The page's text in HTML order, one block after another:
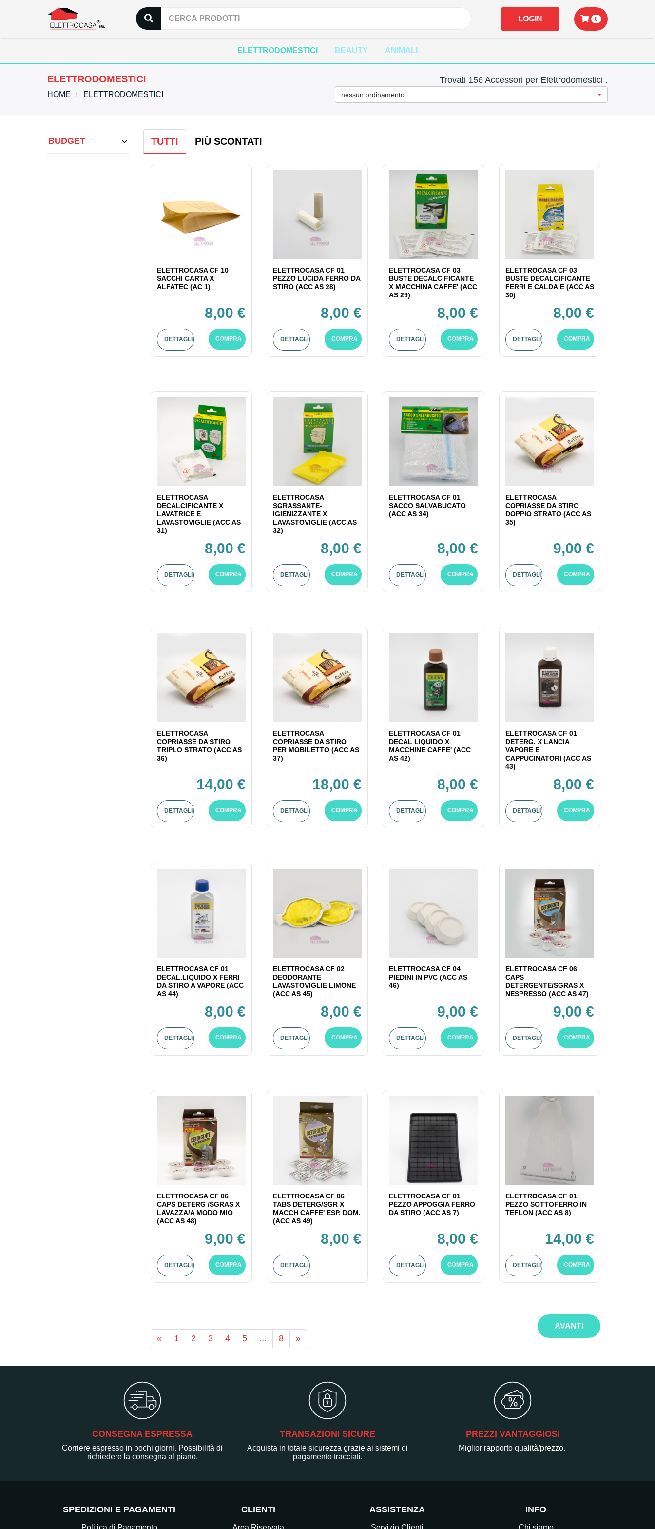
LOGIN 0
ELETTRODOMESTICI BEAUTY ANIMALI
ELETTRODOMESTICI
HOME ELETTRODOMESTICI
Trovati 156 Accessori per Elettrodomestici .
nessun ordinamento
BUDGET TUTTI PIÙ SCONTATI
ELETTROCASA CF 10
SACCHI CARTA X
ALFATEC (AC 1)
8,00 €
DETTAGLI COMPRA
ELETTROCASA CF 01
PEZZO LUCIDA FERRO DA
STIRO (ACC AS 28)
8,00 €
DETTAGLI COMPRA
ELETTROCASA CF 03
BUSTE DECALCIFICANTE
X MACCHINA CAFFE' (ACC
AS 29)
8,00 €
DETTAGLI COMPRA
ELETTROCASA CF 03
BUSTE DECALCIFICANTE
FERRI E CALDAIE (ACC AS
30)
8,00 €
DETTAGLI COMPRA
ELETTROCASA
DECALCIFICANTE X
LAVATRICE E
LAVASTOVIGLIE (ACC AS
31)
8,00 €
DETTAGLI COMPRA
ELETTROCASA
SGRASSANTE-
IGIENIZZANTE X
LAVASTOVIGLIE (ACC AS
32)
8,00 €
DETTAGLI COMPRA
ELETTROCASA CF 01
SACCO SALVABUCATO
(ACC AS 34)
8,00 €
DETTAGLI COMPRA
ELETTROCASA
COPRIASSE DA STIRO
DOPPIO STRATO (ACC AS
35)
9,00 €
DETTAGLI COMPRA
ELETTROCASA
COPRIASSE DA STIRO
TRIPLO STRATO (ACC AS
36)
14,00 €
DETTAGLI COMPRA
ELETTROCASA
COPRIASSE DA STIRO
PER MOBILETTO (ACC AS
37)
18,00 €
DETTAGLI COMPRA
ELETTROCASA CF 01
DECAL LIQUIDO X
MACCHINE CAFFE' (ACC
AS 42)
8,00 €
DETTAGLI COMPRA
ELETTROCASA CF 01
DETERG. X LANCIA
VAPORE E
CAPPUCINATORI (ACC AS
43)
8,00 €
DETTAGLI COMPRA
ELETTROCASA CF 01
DECAL.LIQUIDO X FERRI
DA STIRO A VAPORE (ACC
AS 44)
8,00 €
DETTAGLI COMPRA
ELETTROCASA CF 02
DEODORANTE
LAVASTOVIGLIE LIMONE
(ACC AS 45)
8,00 €
DETTAGLI COMPRA
ELETTROCASA CF 04
PIEDINI IN PVC (ACC AS
46)
9,00 €
DETTAGLI COMPRA
ELETTROCASA CF 06
CAPS
DETERGENTE/SGRAS X
NESPRESSO (ACC AS 47)
9,00 €
DETTAGLI COMPRA
ELETTROCASA CF 06
CAPS DETERG /SGRAS X
LAVAZZA/A MODO MIO
(ACC AS 48)
9,00 €
DETTAGLI COMPRA
ELETTROCASA CF 06
TABS DETERG/SGR X
MACCH CAFFE' ESP. DOM.
(ACC AS 49)
8,00 €
DETTAGLI
ELETTROCASA CF 01
PEZZO APPOGGIA FERRO
DA STIRO (ACC AS 7)
8,00 €
DETTAGLI COMPRA
ELETTROCASA CF 01
PEZZO SOTTOFERRO IN
TEFLON (ACC AS 8)
14,00 €
DETTAGLI COMPRA
« 1 2 3 4 5 ... 8 »
AVANTI
CONSEGNA ESPRESSA
Corriere espresso in pochi giorni. Possibilità di
richiedere la consegna al piano.
TRANSAZIONI SICURE
Acquista in totale sicurezza grazie ai sistemi di
pagamento tracciati.
PREZZI VANTAGGIOSI
Miglior rapporto qualità/prezzo.
SPEDIZIONI E PAGAMENTI
Politica di Pagamento
CLIENTI
Area Riservata
ASSISTENZA
Servizio Clienti
INFO
Chi siamo